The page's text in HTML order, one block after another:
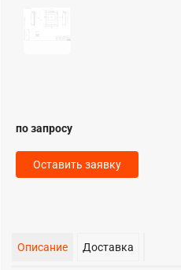
по запросу
Оставить заявку
Описание Доставка